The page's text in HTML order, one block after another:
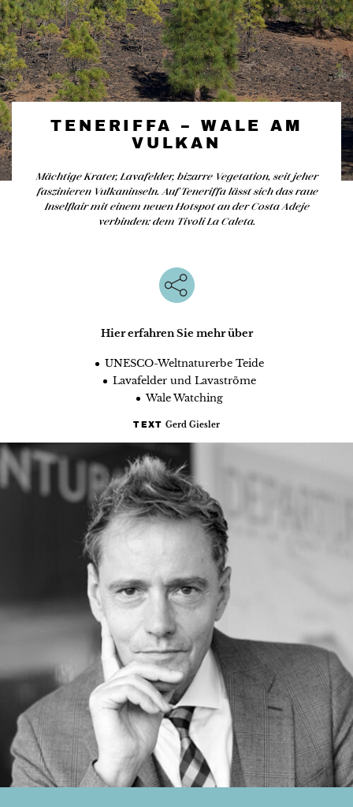
TENERIFFA – WALE AM
VULKAN
Mächtige Krater, Lavafelder, bizarre Vegetation, seit jeher
faszinieren Vulkaninseln. Auf Teneriffa lässt sich das raue
Inselflair mit einem neuen Hotspot an der Costa Adeje
verbinden: dem Tivoli La Caleta.
Hier erfahren Sie mehr über
UNESCO-Weltnaturerbe Teide
Lavafelder und Lavaströme
Wale Watching
TEXT Gerd Giesler